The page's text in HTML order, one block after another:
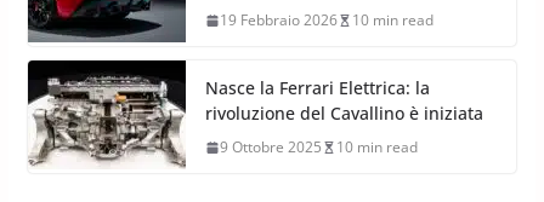
19 Febbraio 2026 10 min read
Nasce la Ferrari Elettrica: la
rivoluzione del Cavallino è iniziata
9 Ottobre 2025 10 min read